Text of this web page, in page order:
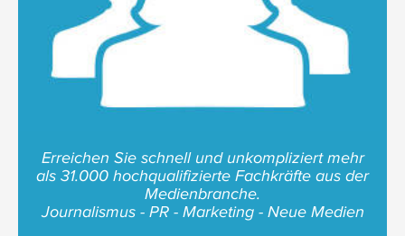
Erreichen Sie schnell und unkompliziert mehr
als 31.000 hochqualifizierte Fachkräfte aus der
Medienbranche.
Journalismus - PR - Marketing - Neue Medien